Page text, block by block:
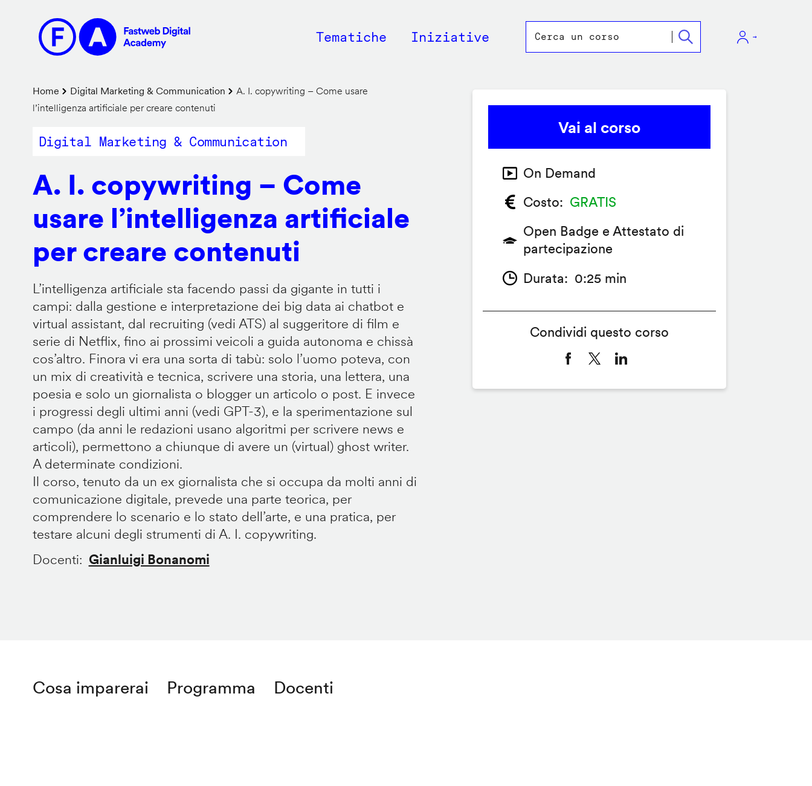
contenuto
principale
Main
Tematiche Iniziative
Briciole
di
pane
Home Digital Marketing & Communication
A. I. copywriting – Come usare
l’intelligenza artificiale per creare contenuti
Digital Marketing & Communication
A. I. copywriting – Come
usare l’intelligenza artificiale
per creare contenuti
L’intelligenza artificiale sta facendo passi da gigante in tutti i
campi: dalla gestione e interpretazione dei big data ai chatbot e
virtual assistant, dal recruiting (vedi ATS) al suggeritore di film e
serie di Netflix, fino ai prossimi veicoli a guida autonoma e chissà
cos’altro. Finora vi era una sorta di tabù: solo l’uomo poteva, con
un mix di creatività e tecnica, scrivere una storia, una lettera, una
poesia e solo un giornalista o blogger un articolo o post. E invece
i progressi degli ultimi anni (vedi GPT-3), e la sperimentazione sul
campo (da anni le redazioni usano algoritmi per scrivere news e
articoli), permettono a chiunque di avere un (virtual) ghost writer.
A determinate condizioni.
Il corso, tenuto da un ex giornalista che si occupa da molti anni di
comunicazione digitale, prevede una parte teorica, per
comprendere lo scenario e lo stato dell’arte, e una pratica, per
testare alcuni degli strumenti di A. I. copywriting.
Docenti
Gianluigi Bonanomi
Cosa imparerai Programma Docenti
Vai al corso
On Demand
Costo
GRATIS
Open Badge e Attestato di
partecipazione
Durata
0:25 min
Condividi questo corso